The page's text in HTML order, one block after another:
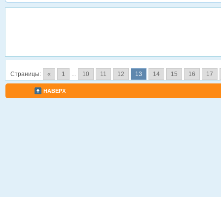
Страницы: « 1 ... 10 11 12 13 14 15 16 17
НАВЕРХ